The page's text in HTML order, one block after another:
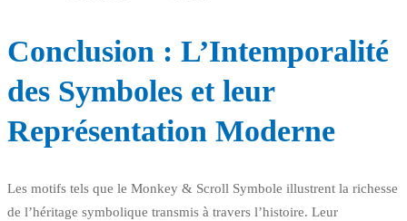
Conclusion : L’Intemporalité
des Symboles et leur
Représentation Moderne
Les motifs tels que le Monkey & Scroll Symbole illustrent la richesse
de l’héritage symbolique transmis à travers l’histoire. Leur